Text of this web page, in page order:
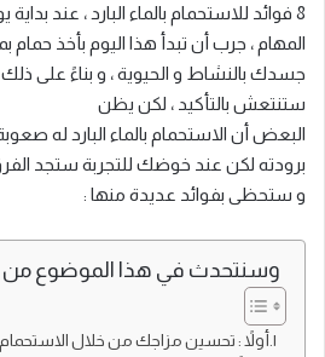
8 فوائد للاستحمام بالماء البارد ، عند
المهام ، جرب أن تبدأ هذا اليوم بأخذ حمام
جسدك بالنشاط و الحيوية ، و بناءً على
ستنتعش بالتأكيد ، لكن يظن
البعض أن الاستحمام بالماء البارد له
برودته لكن عند خوضك للتجربة ستجد
و ستحظى بفوائد عديدة منها :
وسنتحدث في هذا الموضوع من
أولاً : تحسين مزاجك من خلال الاستحمام